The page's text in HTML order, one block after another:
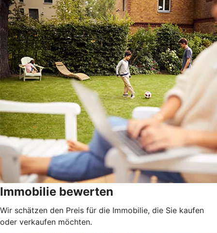
Immobilie bewerten
Wir schätzen den Preis für die Immobilie, die Sie kaufen
oder verkaufen möchten.